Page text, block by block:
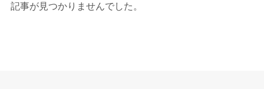
記事が見つかりませんでした。